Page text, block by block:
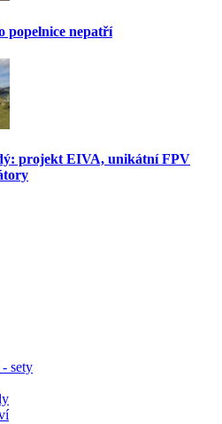
popelnice nepatří
projekt EIVA, unikátní FPV
sety